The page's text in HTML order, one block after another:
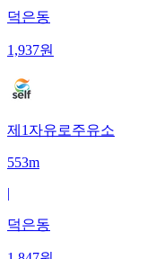
덕은동
1,937원
제1자유로주유소
553m
|
덕은동